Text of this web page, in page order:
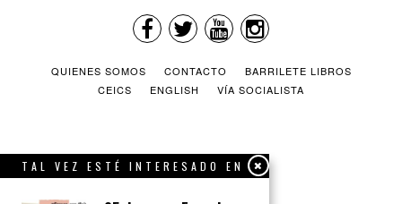
QUIENES SOMOS CONTACTO
BARRILETE LIBROS
CEICS
ENGLISH VÍA SOCIALISTA
TAL VEZ ESTÉ INTERESADO EN